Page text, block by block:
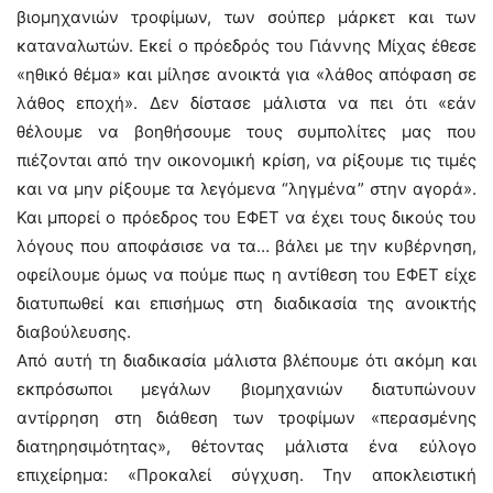
βιομηχανιών τροφίμων, των σούπερ μάρκετ και των
καταναλωτών. Εκεί ο πρόεδρός του Γιάννης Μίχας έθεσε
«ηθικό θέμα» και μίλησε ανοικτά για «λάθος απόφαση σε
λάθος εποχή». Δεν δίστασε μάλιστα να πει ότι «εάν
θέλουμε να βοηθήσουμε τους συμπολίτες μας που
πιέζονται από την οικονομική κρίση, να ρίξουμε τις τιμές
και να μην ρίξουμε τα λεγόμενα “ληγμένα” στην αγορά».
Και μπορεί ο πρόεδρος του ΕΦΕΤ να έχει τους δικούς του
λόγους που αποφάσισε να τα… βάλει με την κυβέρνηση,
οφείλουμε όμως να πούμε πως η αντίθεση του ΕΦΕΤ είχε
διατυπωθεί και επισήμως στη διαδικασία της ανοικτής
διαβούλευσης.
Από αυτή τη διαδικασία μάλιστα βλέπουμε ότι ακόμη και
εκπρόσωποι μεγάλων βιομηχανιών διατυπώνουν
αντίρρηση στη διάθεση των τροφίμων «περασμένης
διατηρησιμότητας», θέτοντας μάλιστα ένα εύλογο
επιχείρημα: «Προκαλεί σύγχυση. Την αποκλειστική